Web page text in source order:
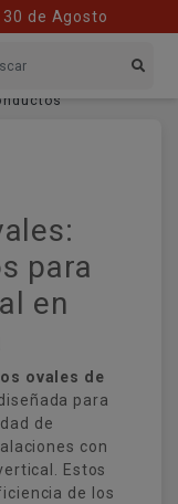
de Agosto
para
en
ovales de
para
de
con
Estos
de los